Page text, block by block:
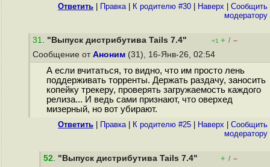
Ответить Правка| К родителю #30 Наверх
Cообщить
модератору
31. "Выпуск дистрибутива Tails 7.4" +1 + / –
Сообщение от Аноним (31), 16-Янв-26, 02:54
А если вчитаться, то видно, что им просто лень
поддерживать торренты. Держать раздачу, заносить
копейку трекеру, проверять загружаемость каждого
релиза... И ведь сами признают, что оверхед
мизерный, но вот убирают.
Ответить Правка| К родителю #25 Наверх
Cообщить
модератору
52. "Выпуск дистрибутива Tails 7.4" + / –